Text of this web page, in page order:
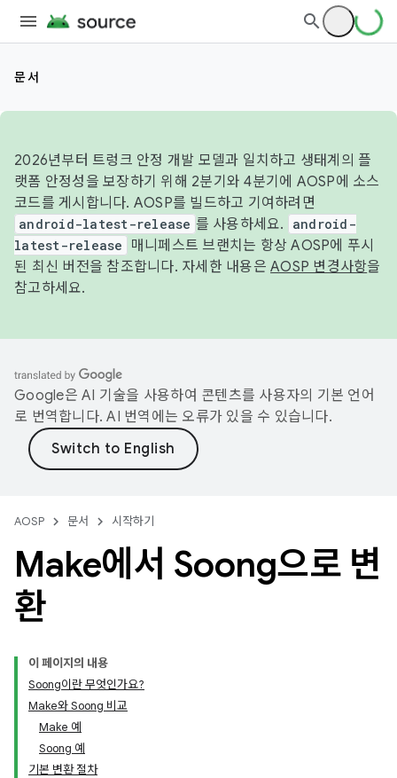
문서
2026년부터 트렁크 안정 개발 모델과 일치하고 생태계의 플
랫폼 안정성을 보장하기 위해 2분기와 4분기에 AOSP에 소스
코드를 게시합니다. AOSP를 빌드하고 기여하려면
android-latest-release 를 사용하세요.
android-
latest-release
매니페스트 브랜치는 항상 AOSP에 푸시
된 최신 버전을 참조합니다. 자세한 내용은 AOSP 변경사항을
참고하세요.
Google은 AI 기술을 사용하여 콘텐츠를 사용자의 기본 언어
로 번역합니다. AI 번역에는 오류가 있을 수 있습니다.
AOSP 문서 시작하기
Make에서 Soong으로 변
환
이 페이지의 내용
Soong이란 무엇인가요?
Make와 Soong 비교
Make 예
Soong 예
기본 변환 절차